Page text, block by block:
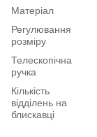
Матеріал
Регулювання
розміру
Телескопічна
ручка
Кількість
відділень на
блискавці